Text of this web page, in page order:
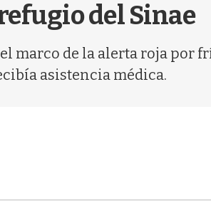
del Sinae
marco de la alerta roja por
asistencia médica.